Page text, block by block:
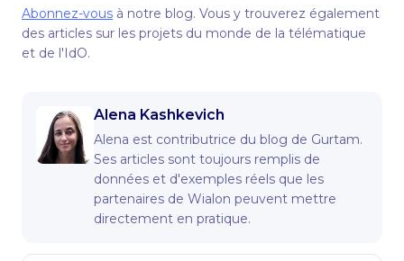
Abonnez-vous à notre blog. Vous y trouverez également
des articles sur les projets du monde de la télématique
et de l'IdO.
Alena Kashkevich
Alena est contributrice du blog de Gurtam.
Ses articles sont toujours remplis de
données et d'exemples réels que les
partenaires de Wialon peuvent mettre
directement en pratique.